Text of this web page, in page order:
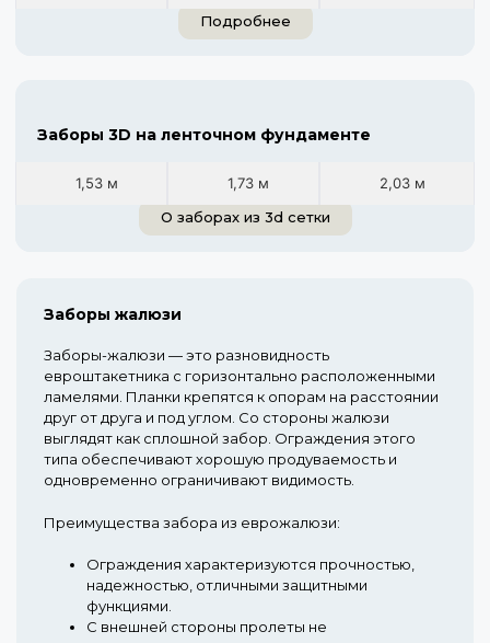
Подробнее
Заборы 3D на ленточном фундаменте
1,53 м 1,73 м
2,03 м
О заборах из 3d сетки
Заборы жалюзи
Заборы-жалюзи — это разновидность
евроштакетника с горизонтально расположенными
ламелями. Планки крепятся к опорам на расстоянии
друг от друга и под углом. Со стороны жалюзи
выглядят как сплошной забор. Ограждения этого
типа обеспечивают хорошую продуваемость и
одновременно ограничивают видимость.
Преимущества забора из еврожалюзи:
Ограждения характеризуются прочностью,
надежностью, отличными защитными
функциями.
С внешней стороны пролеты не